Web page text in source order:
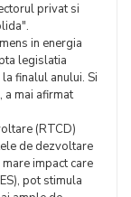
privat si
in energia
legislatia
finalul anului. Si
a mai afirmat
(RTCD)
de dezvoltare
impact care
pot stimula